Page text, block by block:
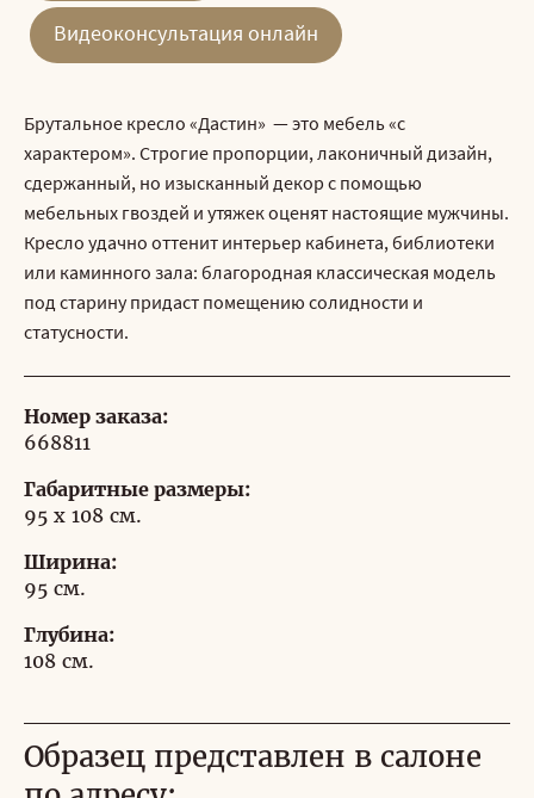
Видеоконсультация онлайн
Брутальное кресло «Дастин» — это мебель «с
характером». Строгие пропорции, лаконичный дизайн,
сдержанный, но изысканный декор с помощью
мебельных гвоздей и утяжек оценят настоящие мужчины.
Кресло удачно оттенит интерьер кабинета, библиотеки
или каминного зала: благородная классическая модель
под старину придаст помещению солидности и
статусности.
Номер заказа:
668811
Габаритные размеры:
95 x 108 см.
Ширина:
95 см.
Глубина:
108 см.
Образец представлен в салоне